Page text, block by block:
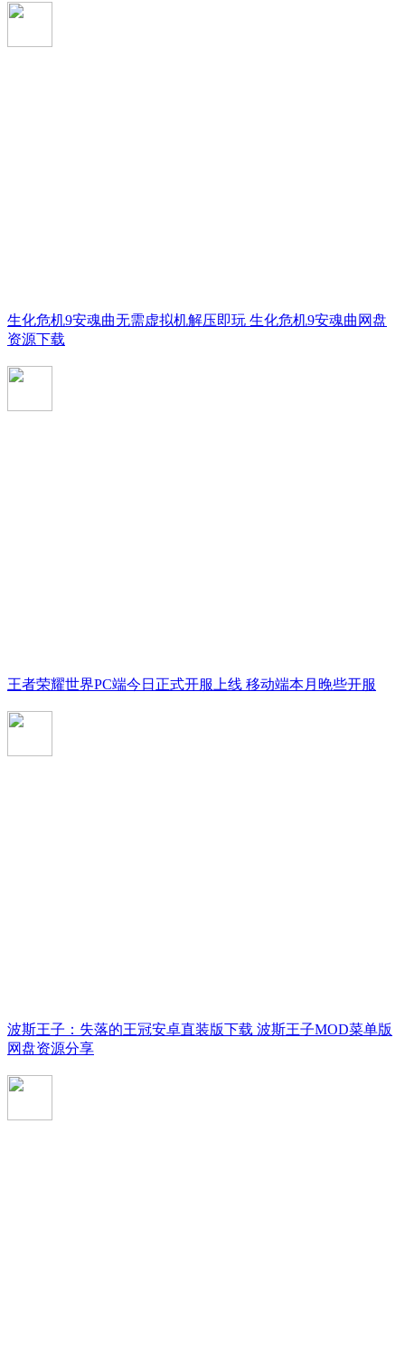
生化危机9安魂曲无需虚拟机解压即玩 生化危机9安魂曲网盘
资源下载
王者荣耀世界PC端今日正式开服上线 移动端本月晚些开服
波斯王子：失落的王冠安卓直装版下载 波斯王子MOD菜单版
网盘资源分享